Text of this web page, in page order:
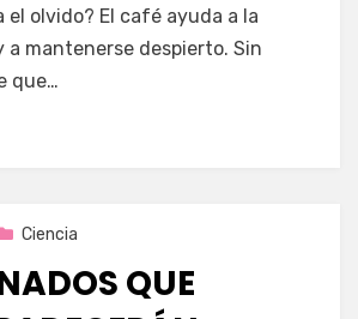
olvido? El café ayuda a la
mantenerse despierto. Sin
que…
Ciencia
QUE